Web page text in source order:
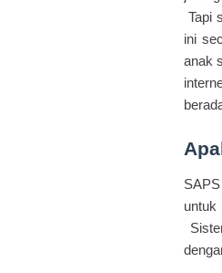
Tapi
ini
anak